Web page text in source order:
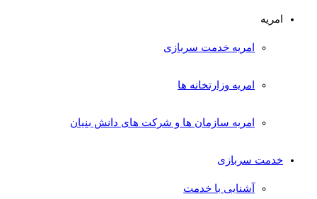
امریه
امریه خدمت سربازی
امریه وزارتخانه ها
امریه سازمان ها و شرکت های دانش بنیان
خدمت سربازی
آشنایی با خدمت